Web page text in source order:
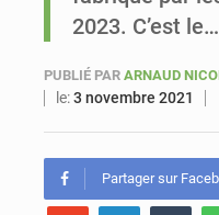
2023. C’est le…
PUBLIÉ PAR ARNAUD
le:3 novembre 2021
Partager sur